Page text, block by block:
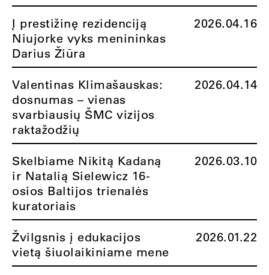
Į prestižinę rezidenciją
Niujorke vyks menininkas
Darius Žiūra
2026.04.16
Valentinas Klimašauskas:
dosnumas – vienas
svarbiausių ŠMC vizijos
raktažodžių
2026.04.14
Skelbiame Nikitą Kadaną
ir Natalią Sielewicz 16-
osios Baltijos trienalės
kuratoriais
2026.03.10
Žvilgsnis į edukacijos
vietą šiuolaikiniame mene
2026.01.22